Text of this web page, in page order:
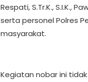
Respati, S.Tr.K., S.I.K.,
serta personel Polres
masyarakat.
Kegiatan nobar ini